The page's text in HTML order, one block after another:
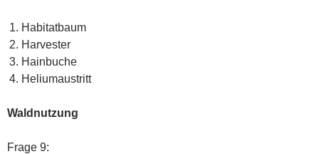
Habitatbaum
Harvester
Hainbuche
Heliumaustritt
Waldnutzung
Frage 9: